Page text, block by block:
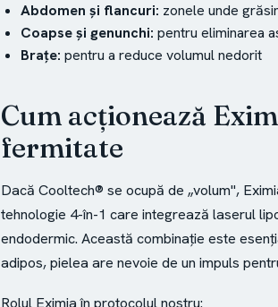
Abdomen și flancuri: zonele unde
Coapse și genunchi: pentru eliminarea
Brațe: pentru a reduce volumul nedorit
Cum acționează
fermitate
Dacă Cooltech® se ocupă de „volum",
tehnologie 4-în-1 care integrează laserul
endodermic. Această combinație este
adipos, pielea are nevoie de un impuls
Rolul Eximia în protocolul nostru: